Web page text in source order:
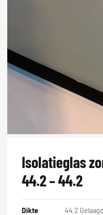
Isolatieglas
44.2 – 44.2
Dikte 44.2 Gelaagd